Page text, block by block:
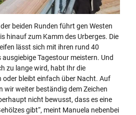
beiden Runden führt gen Westen
hinauf zum Kamm des Urberges. Die
lässt sich mit ihren rund 40
Tagestour meistern. Und
zu lange wird, habt Ihr die
oder bleibt einfach über Nacht. Auf
wir weiter beständig dem Zeichen
nicht bewusst, dass es eine
gibt“, meint Manuela nebenbei